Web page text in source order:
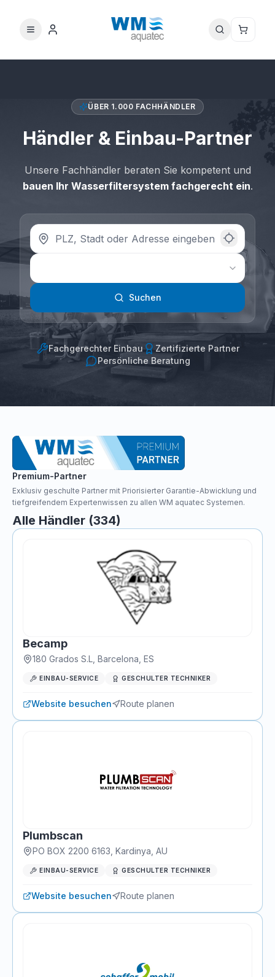
ÜBER 1.000 FACHHÄNDLER
Händler & Einbau-Partner
Unsere Fachhändler beraten Sie kompetent und
bauen Ihr Wasserfiltersystem fachgerecht ein.
Suchen
Fachgerechter Einbau
Zertifizierte Partner
Persönliche Beratung
Premium-Partner
Exklusiv geschulte Partner mit Priorisierter Garantie-Abwicklung und
tiefgreifendem Expertenwissen zu allen WM aquatec Systemen.
Alle Händler (334)
Becamp
180 Grados S.L Barcelona , ES
EINBAU-SERVICE GESCHULTER TECHNIKER
Website besuchen Route planen
Plumbscan
PO BOX 2200 6163 Kardinya , AU
EINBAU-SERVICE GESCHULTER TECHNIKER
Website besuchen Route planen